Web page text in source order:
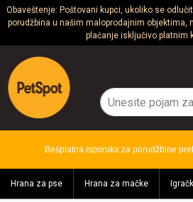
Obaveštenje: Poštovani kupci, ukoliko se
porudžbina u našim maloprodajnim objektima,
plaćanje isključivo platnim
Psi
Mačke
Glodari
Akvaristika
Teraristika
Besplatna isporuka za porudžbine
Hrana za pse Hrana za mačke